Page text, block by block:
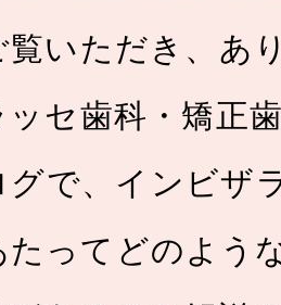
覧いただき、あ
セ歯科・矯正
グで、インビザ
たってどのよう